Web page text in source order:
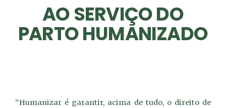
AO SERVIÇO DO
PARTO HUMANIZADO
“Humanizar é garantir, acima de tudo, o direito de